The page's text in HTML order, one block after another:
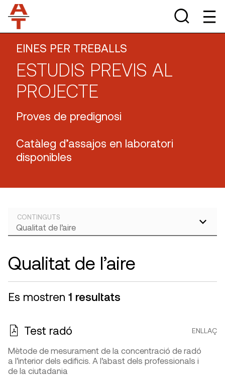
EINES PER TREBALLS
ESTUDIS PREVIS AL
PROJECTE
Proves de predignosi
Catàleg d’assajos en laboratori
disponibles
CONTINGUTS
Qualitat de l’aire
Es mostren 1 resultats
Test radó ENLLAÇ
Mètode de mesurament de la concentració de radó
a l’interior dels edificis. A l’abast dels professionals i
de la ciutadania